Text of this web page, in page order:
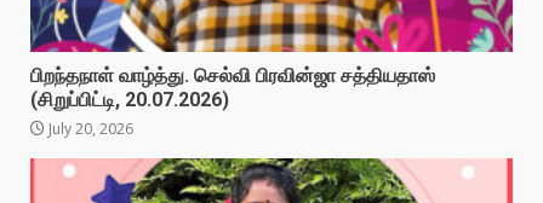
பிறந்தநாள் வாழ்த்து. செல்வி பிரவின்ஜா சத்தியதாஸ்
(சிறுப்பிட்டி, 20.07.2026)
July 20, 2026